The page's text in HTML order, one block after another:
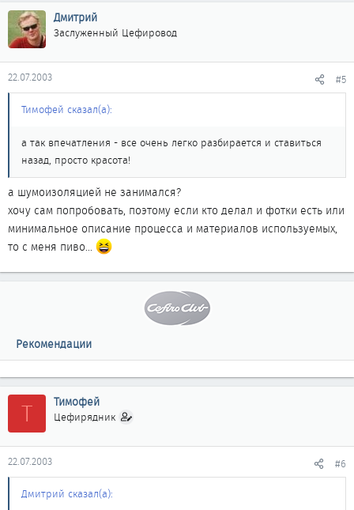
Дмитрий
Заслуженный Цефировод
22.07.2003 #5
Тимофей сказал(а):
а так впечатления - все очень легко разбирается и ставиться
назад, просто красота!
а шумоизоляцией не занимался?
хочу сам попробовать, поэтому если кто делал и фотки есть или
минимальное описание процесса и материалов используемых,
то с меня пиво...
Рекомендации
Т Тимофей
Цефирядник
22.07.2003 #6
Дмитрий сказал(а):